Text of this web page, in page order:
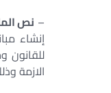
– نص المادة رقم 150 من الائحة التنفيذية
إنشاء
للقانون
الازمة